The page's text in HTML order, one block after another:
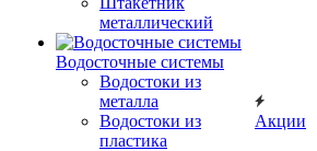
металлический
Водосточные системы
Водостоки из
металла
Водостоки из
пластика
Акции